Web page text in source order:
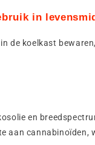
in
de koelkast
en
aan